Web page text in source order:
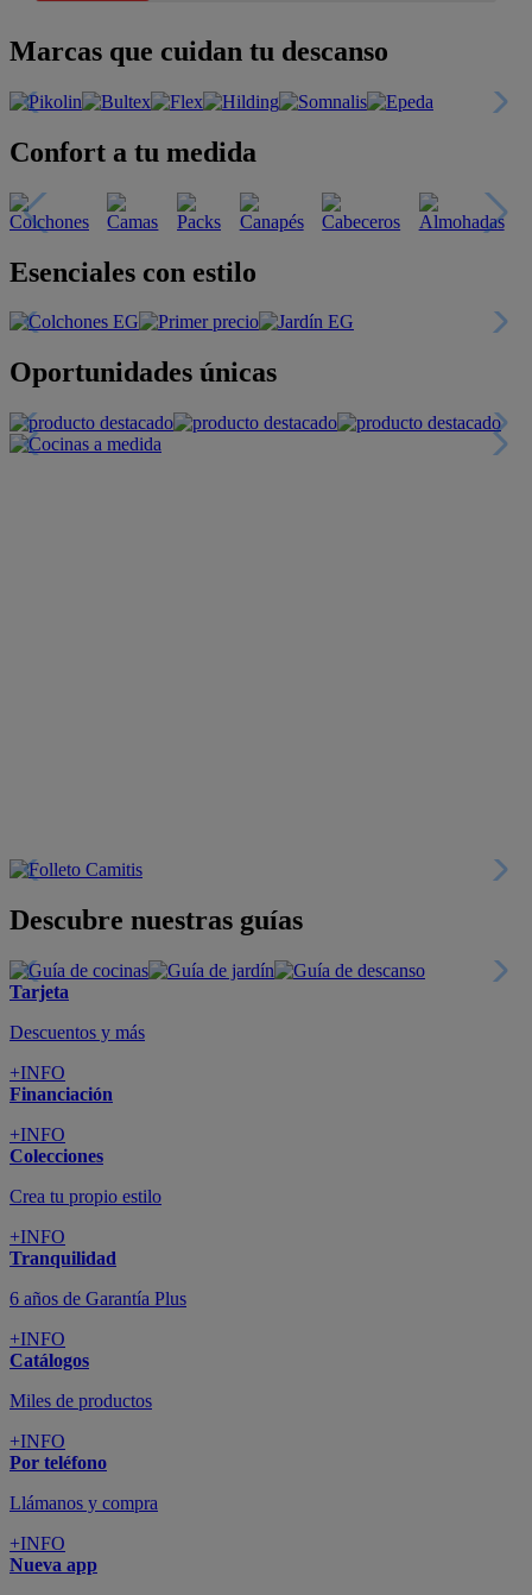
Marcas que cuidan tu descanso
Confort a tu medida
Esenciales con estilo
Oportunidades únicas
Descubre nuestras guías
Tarjeta
Descuentos y más
+INFO
Financiación
+INFO
Colecciones
Crea tu propio estilo
+INFO
Tranquilidad
6 años de Garantía Plus
+INFO
Catálogos
Miles de productos
+INFO
Por teléfono
Llámanos y compra
+INFO
Nueva app